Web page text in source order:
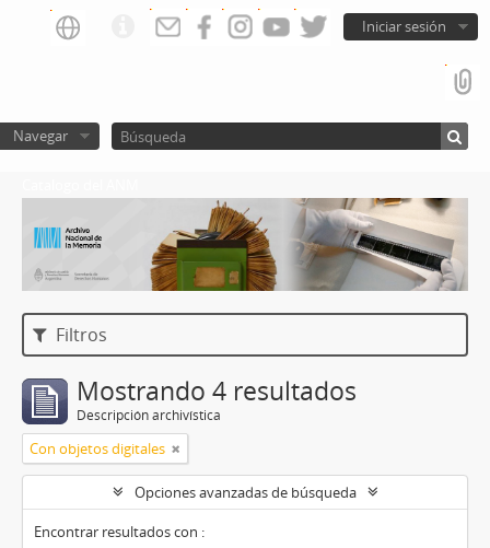
Iniciar sesión
Navegar
Filtros
Mostrando 4 resultados
Descripción archivística
Con objetos digitales
Opciones avanzadas de búsqueda
Encontrar resultados con :